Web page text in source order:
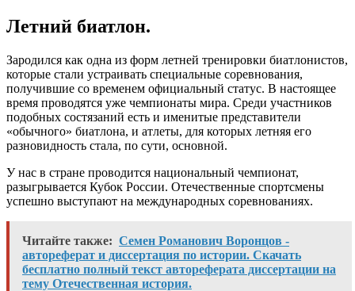
Летний биатлон.
Зародился как одна из форм летней тренировки биатлонистов,
которые стали устраивать специальные соревнования,
получившие со временем официальный статус. В настоящее
время проводятся уже чемпионаты мира. Среди участников
подобных состязаний есть и именитые представители
«обычного» биатлона, и атлеты, для которых летняя его
разновидность стала, по сути, основной.
У нас в стране проводится национальный чемпионат,
разыгрывается Кубок России. Отечественные спортсмены
успешно выступают на международных соревнованиях.
Читайте также: Семен Романович Воронцов -
автореферат и диссертация по истории. Скачать
бесплатно полный текст автореферата диссертации на
тему Отечественная история.